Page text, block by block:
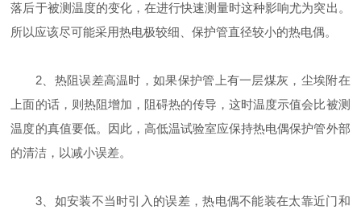
落后于被测温度的变化，在进行快速测量时这种影响尤为突出。
所以应该尽可能采用热电极较细、保护管直径较小的热电偶。
2、热阻误差高温时，如果保护管上有一层煤灰，尘埃附在
上面的话，则热阻增加，阻碍热的传导，这时温度示值会比被测
温度的真值要低。因此，高低温试验室应保持热电偶保护管外部
的清洁，以减小误差。
3、如安装不当时引入的误差，热电偶不能装在太靠近门和